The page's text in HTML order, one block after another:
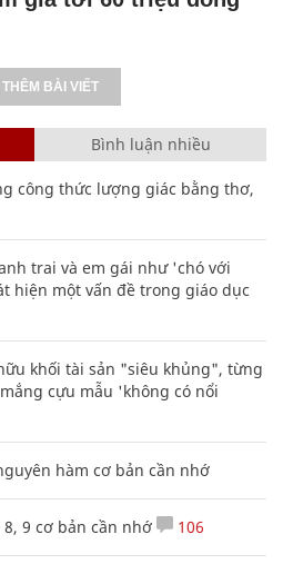
THÊM BÀI VIẾT
Bình luận nhiều
công thức lượng giác bằng thơ,
trai và em gái như 'chó với
hiện một vấn đề trong giáo dục
khối tài sản "siêu khủng", từng
cựu mẫu 'không có nổi
hàm cơ bản cần nhớ
9 cơ bản cần nhớ 106